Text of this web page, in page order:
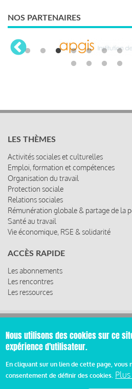
NOS PARTENAIRES
LES THÈMES
Activités sociales et culturelles
Emploi, formation et compétences
Organisation du travail
Protection sociale
Relations sociales
Rémunération globale & partage de la
Santé au travail
Vie économique, RSE & solidarité
ACCÈS RAPIDE
Les abonnements
Les rencontres
Les ressources
© 2019 Miroir Social -
Pied
Nous utilisons des cookies sur ce
expérience d'utilisateur.
En cliquant sur un lien de cette page, vous
consentement de définir des cookies.